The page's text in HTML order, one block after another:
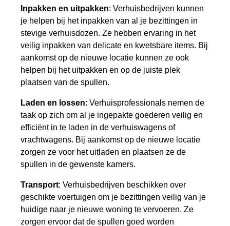
Inpakken en uitpakken: Verhuisbedrijven kunnen
je helpen bij het inpakken van al je bezittingen in
stevige verhuisdozen. Ze hebben ervaring in het
veilig inpakken van delicate en kwetsbare items. Bij
aankomst op de nieuwe locatie kunnen ze ook
helpen bij het uitpakken en op de juiste plek
plaatsen van de spullen.
Laden en lossen: Verhuisprofessionals nemen de
taak op zich om al je ingepakte goederen veilig en
efficiënt in te laden in de verhuiswagens of
vrachtwagens. Bij aankomst op de nieuwe locatie
zorgen ze voor het uitladen en plaatsen ze de
spullen in de gewenste kamers.
Transport: Verhuisbedrijven beschikken over
geschikte voertuigen om je bezittingen veilig van je
huidige naar je nieuwe woning te vervoeren. Ze
zorgen ervoor dat de spullen goed worden